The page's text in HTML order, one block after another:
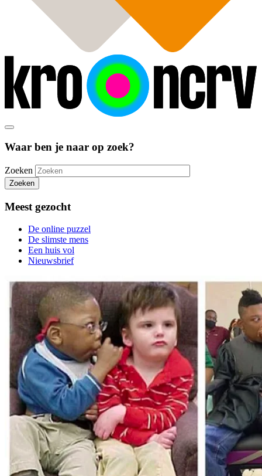
Waar ben je naar op zoek?
Zoeken
Zoeken
Meest gezocht
De online puzzel
De slimste mens
Een huis vol
Nieuwsbrief